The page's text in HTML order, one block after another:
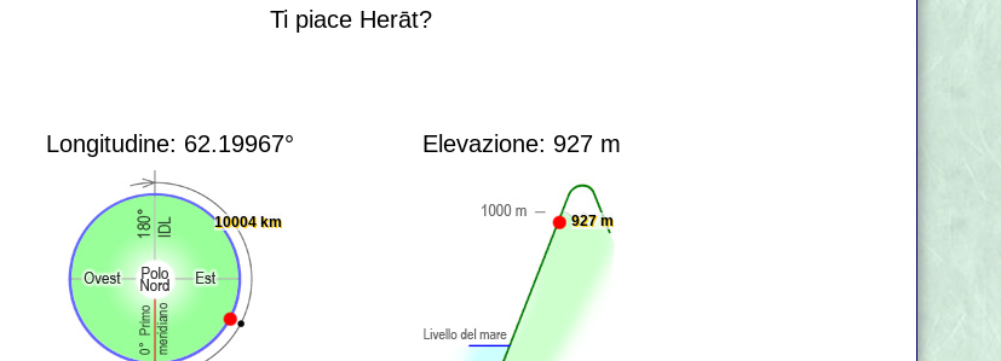
Ti piace Herāt?
Longitudine: 62.19967°
10004 km
Elevazione: 927 m
927 m